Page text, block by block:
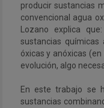
producir sustancias
convencional agua
Lozano explica
sustancias
óxicas y anóxicas
evolución, algo
En este trabajo se
sustancias